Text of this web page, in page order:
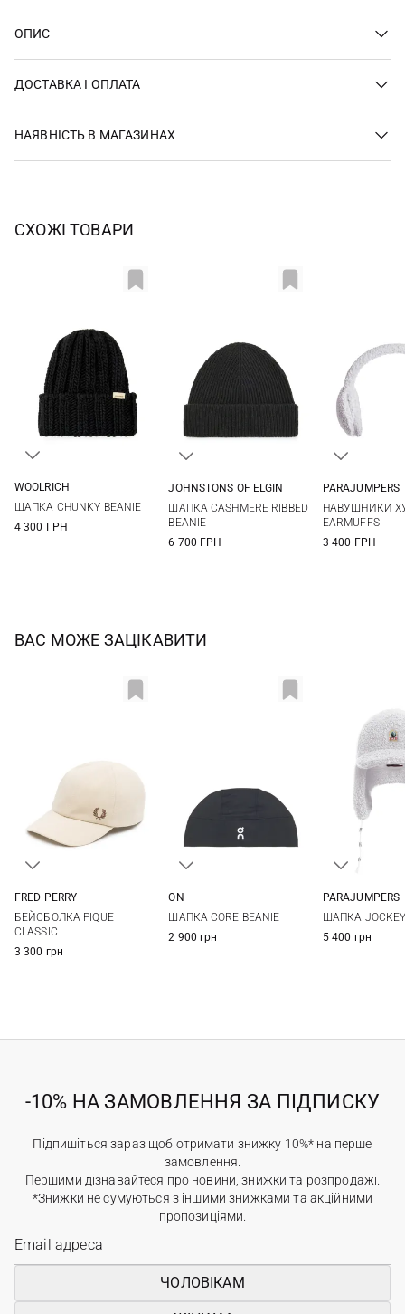
ОПИС
ДОСТАВКА І ОПЛАТА
НАЯВНІСТЬ В МАГАЗИНАХ
СХОЖІ ТОВАРИ
WOOLRICH
ШАПКА CHUNKY BEANIE
4 300 ГРН
JOHNSTONS OF ELGIN
ШАПКА CASHMERE RIBBED
BEANIE
6 700 ГРН
PARAJUMPERS
НАВУШНИКИ
EARMUFFS
3 400 ГРН
ВАС МОЖЕ ЗАЦІКАВИТИ
FRED PERRY
БЕЙСБОЛКА PIQUE
CLASSIC
3 300 грн
ON
ШАПКА CORE BEANIE
2 900 грн
PARAJUMPERS
ШАПКА
5 400 грн
-10% НА ЗАМОВЛЕННЯ ЗА ПІДПИСКУ
Підпишіться зараз щоб отримати знижку 10%* на перше
замовлення.
Першими дізнавайтеся про новини, знижки та розпродажі.
*Знижки не сумуються з іншими знижками та акційними
пропозиціями.
ЧОЛОВІКАМ